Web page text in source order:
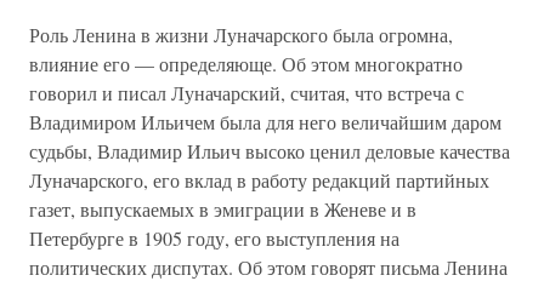
Роль Ленина в жизни Луначарского была огромна,
влияние его — определяюще. Об этом многократно
говорил и писал Луначарский, считая, что встреча с
Владимиром Ильичем была для него величайшим даром
судьбы, Владимир Ильич высоко ценил деловые качества
Луначарского, его вклад в работу редакций партийных
газет, выпускаемых в эмиграции в Женеве и в
Петербурге в 1905 году, его выступления на
политических диспутах. Об этом говорят письма Ленина